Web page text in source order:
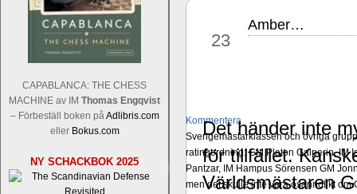
CAPABLANCA: THE CHESS
MACHINE av IM Thomas Engqvist
– Förbeställ boken påAdlibris.com
eller Bokus.com
NY SCHACKBOK 2025
Kommentera
Sverigemästarklassen och övriga
ratingordning: GM Platon Galperin, IM
Pantzar, IM Hampus Sörensen GM
men det skulle inte vara osannolikt om
23
Amber…
Det händer inte
för tillfället.
Världsmästaren